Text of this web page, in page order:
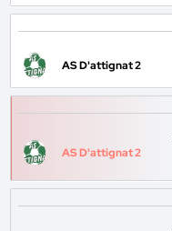
AS D'attignat 2
AS D'attignat 2